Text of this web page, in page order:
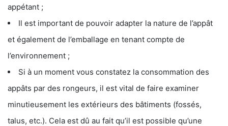
appétant ;
Il est important de pouvoir adapter la nature de l’appât
et également de l’emballage en tenant compte de
l’environnement ;
Si à un moment vous constatez la consommation des
appâts par des rongeurs, il est vital de faire examiner
minutieusement les extérieurs des bâtiments (fossés,
talus, etc.). Cela est dû au fait qu’il est possible qu’une